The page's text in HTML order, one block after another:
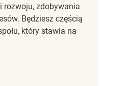
rozwoju, zdobywania
Będziesz częścią
który stawia na
REQ138542
Associate